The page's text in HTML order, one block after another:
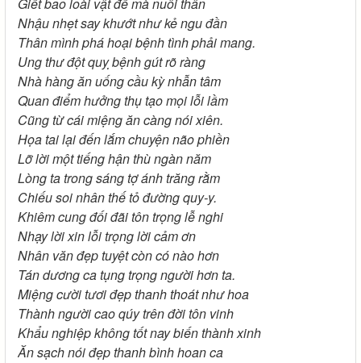
Giết bao loài vật để mà nuôi thân
Nhậu nhẹt say khướt như kẻ ngu đần
Thân mình phá hoại bệnh tình phải mang.
Ung thư đột quỵ bệnh gút rõ ràng
Nhà hàng ăn uống cầu kỳ nhẫn tâm
Quan điểm hưởng thụ tạo mọi lỗi lầm
Cũng từ cái miệng ăn càng nói xiên.
Họa tai lại đến lắm chuyện não phiền
Lỡ lời một tiếng hận thù ngàn năm
Lòng ta trong sáng tợ ánh trăng rằm
Chiếu soi nhân thế tỏ đường quy-y.
Khiêm cung đối đãi tôn trọng lễ nghi
Nhạy lời xin lỗi trọng lời cảm ơn
Nhân văn đẹp tuyệt còn có nào hơn
Tán dương ca tụng trọng người hơn ta.
Miệng cười tươi đẹp thanh thoát như hoa
Thành người cao qúy trên đời tôn vinh
Khẩu nghiệp không tốt nay biến thành xinh
Ăn sạch nói đẹp thanh bình hoan ca